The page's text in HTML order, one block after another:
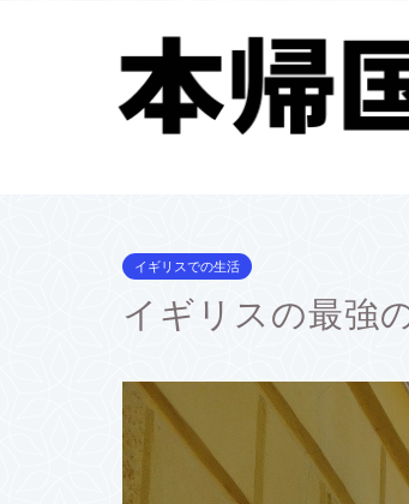
イギリスでの生活
イギリスの最強